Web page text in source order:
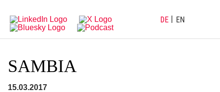
Hauptnavigation
Inhalt
DE EN
SAMBIA
15.03.2017